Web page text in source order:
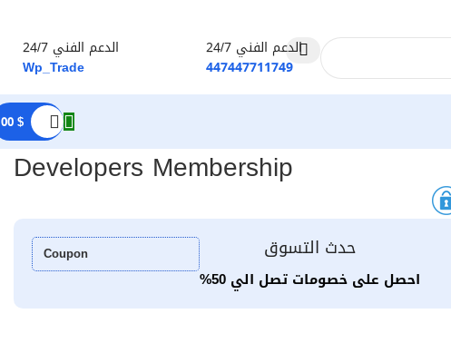
الدعم الفني 24/7
447447711749
الدعم الفني 24/7
Wp_Trade
$
Developers Membership
حدث التسوق
احصل على خصومات تصل الي 50%
Coupon